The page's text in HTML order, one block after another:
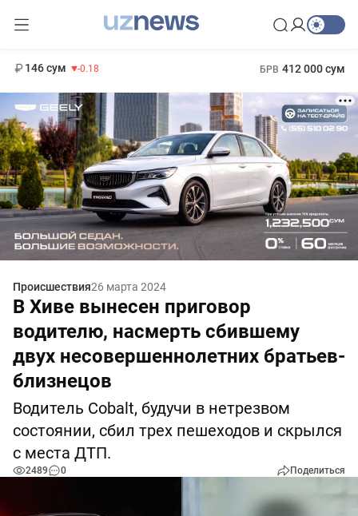
146 сум -0.18 БРВ 412 000 сум
Происшествия26 марта 2024
В Хиве вынесен приговор
водителю, насмерть сбившему
двух несовершеннолетних братьев-
близнецов
Водитель Cobalt, будучи в нетрезвом
состоянии, сбил трех пешеходов и скрылся
с места ДТП.
2489 0 Поделиться